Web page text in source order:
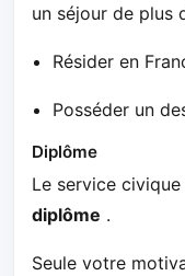
un séjour de plus
Résider en
Posséder un
Diplôme
Le service
diplôme .
Seule votre